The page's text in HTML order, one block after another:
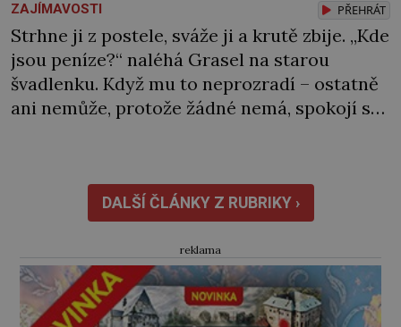
ZAJÍMAVOSTI PŘEHRÁT
Strhne ji z postele, sváže ji a krutě zbije. „Kde
jsou peníze?“ naléhá Grasel na starou
švadlenku. Když mu to neprozradí – ostatně
ani nemůže, protože žádné nemá, spokojí se
nebývale krutý. Jeho činy budí hrůzu ještě
dlouho po jeho smrti […]
DALŠÍ ČLÁNKY Z RUBRIKY ›
reklama